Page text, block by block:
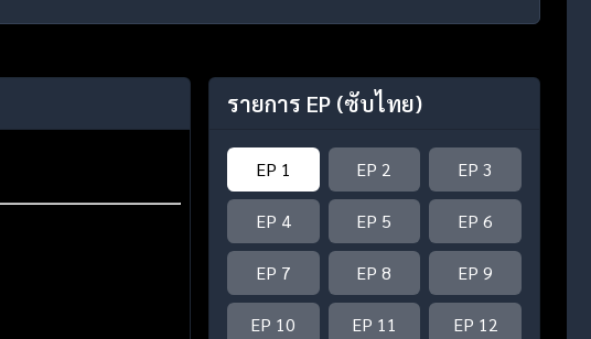
รายการ EP (ซับไทย)
EP 1 EP 2 EP 3
EP 4 EP 5 EP 6
EP 7 EP 8 EP 9
EP 10 EP 11 EP 12